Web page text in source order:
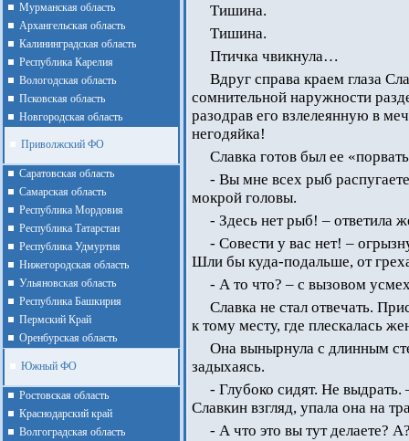
Мурманская область
Архангельская область
Калининградская область
Республика Карелия
Вологодская область
Псковская область
Новгородская область
Приволжский ФО
Cаратовская область
Cамарская область
Республика Мордовия
Республика Татарстан
Республика Удмуртия
Нижегородская область
Ульяновская область
Республика Башкирия
Пермский Край
Оренбурская область
Южный ФО
Ростовская область
Краснодарский край
Волгоградская область
Тишина.
Тишина.
Птичка чвикнула…
Вдруг справа краем глаза
сомнительной наружности
разодрав его взлелеянную в
негодяйка!
Славка готов был ее
- Вы мне всех рыб
мокрой головы.
- Здесь нет рыб! – ответила
- Совести у вас нет! –
Шли бы куда-подальше, от
- А то что? – с вызовом
Славка не стал отвечать.
к тому месту, где плескалась
Она вынырнула с длинным
задыхаясь.
- Глубоко сидят. Не
Славкин взгляд, упала она на
- А что это вы тут делаете?